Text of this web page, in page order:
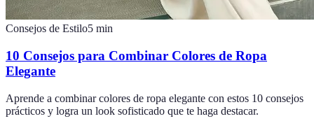
Consejos de Estilo5 min
10 Consejos para Combinar Colores de Ropa
Elegante
Aprende a combinar colores de ropa elegante con estos 10 consejos
prácticos y logra un look sofisticado que te haga destacar.